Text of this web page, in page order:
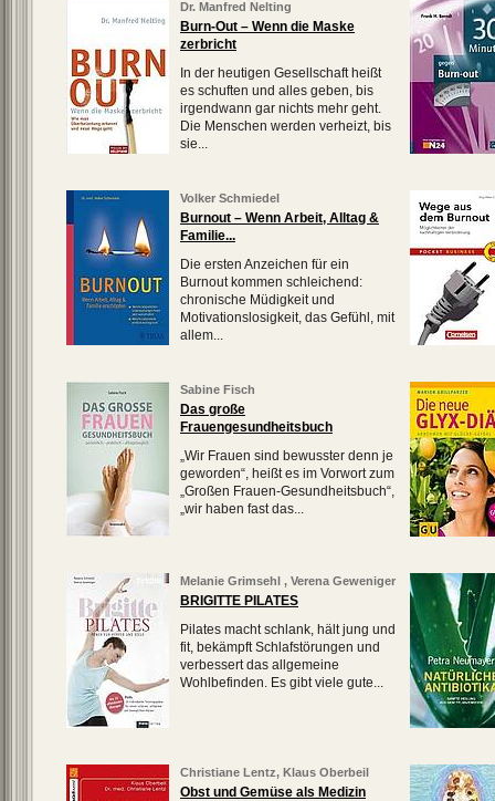
Dr. Manfred Nelting
Burn-Out – Wenn die Maske
zerbricht
In der heutigen Gesellschaft heißt
es schuften und alles geben, bis
irgendwann gar nichts mehr geht.
Die Menschen werden verheizt, bis
sie...
Volker Schmiedel
Burnout – Wenn Arbeit, Alltag &
Familie...
Die ersten Anzeichen für ein
Burnout kommen schleichend:
chronische Müdigkeit und
Motivationslosigkeit, das Gefühl, mit
allem...
Sabine Fisch
Das große
Frauengesundheitsbuch
„Wir Frauen sind bewusster denn je
geworden“, heißt es im Vorwort zum
„Großen Frauen-Gesundheitsbuch“,
„wir haben fast das...
Melanie Grimsehl , Verena Geweniger
BRIGITTE PILATES
Pilates macht schlank, hält jung und
fit, bekämpft Schlafstörungen und
verbessert das allgemeine
Wohlbefinden. Es gibt viele gute...
Christiane Lentz, Klaus Oberbeil
Obst und Gemüse als Medizin